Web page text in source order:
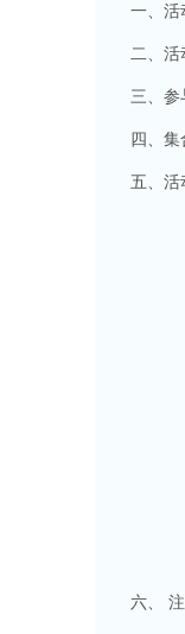
一、活
二、
三、
四、
五、活
六、